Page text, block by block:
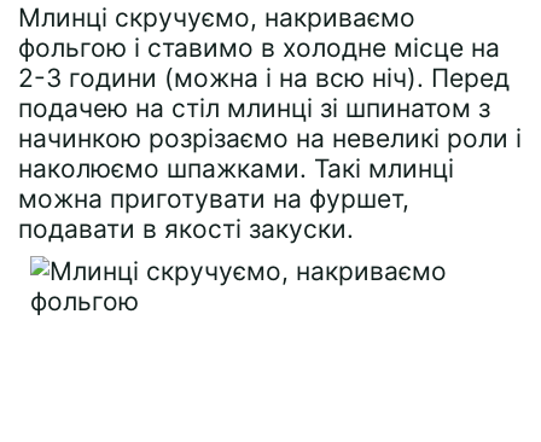
Млинці скручуємо, накриваємо
фольгою і ставимо в холодне місце на
2-3 години (можна і на всю ніч). Перед
подачею на стіл млинці зі шпинатом з
начинкою розрізаємо на невеликі роли і
наколюємо шпажками. Такі млинці
можна приготувати на фуршет,
подавати в якості закуски.